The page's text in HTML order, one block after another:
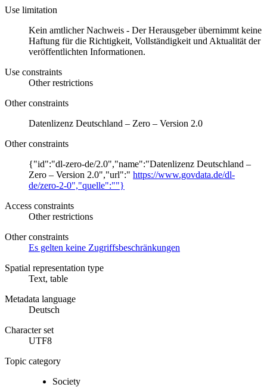
Use limitation
Kein amtlicher Nachweis - Der Herausgeber übernimmt keine
Haftung für die Richtigkeit, Vollständigkeit und Aktualität der
veröffentlichten Informationen.
Use constraints
Other restrictions
Other constraints
Datenlizenz Deutschland – Zero – Version 2.0
Other constraints
{"id":"dl-zero-de/2.0","name":"Datenlizenz Deutschland –
Zero – Version 2.0","url":" https://www.govdata.de/dl-
de/zero-2-0","quelle":""}
Access constraints
Other restrictions
Other constraints
Es gelten keine Zugriffsbeschränkungen
Spatial representation type
Text, table
Metadata language
Deutsch
Character set
UTF8
Topic category
Society